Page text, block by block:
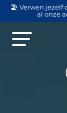
🏖️ Verwen jezelf
al onze